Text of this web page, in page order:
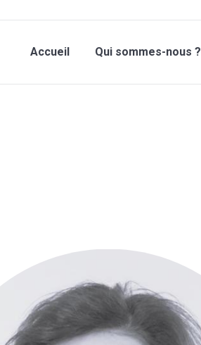
Accueil Qui sommes-nous ?